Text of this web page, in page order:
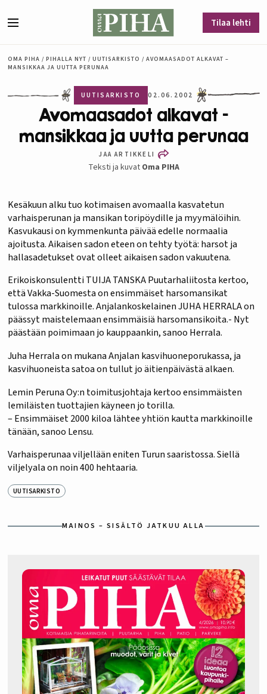
Tilaa lehti
OMA PIHA / PIHALLA NYT / UUTISARKISTO / AVOMAASADOT ALKAVAT –
MANSIKKAA JA UUTTA PERUNAA
UUTISARKISTO 02.06.2002
Avomaasadot alkavat –
mansikkaa ja uutta perunaa
JAA ARTIKKELI
Teksti ja kuvat Oma PIHA
Kesäkuun alku tuo kotimaisen avomaalla kasvatetun
varhaisperunan ja mansikan toripöydille ja myymälöihin.
Kasvukausi on kymmenkunta päivää edelle normaalia
ajoitusta. Aikaisen sadon eteen on tehty työtä: harsot ja
hallasadetukset ovat olleet aikaisen sadon vakuutena.
Erikoiskonsulentti TUIJA TANSKA Puutarhaliitosta kertoo,
että Vakka-Suomesta on ensimmäiset harsomansikat
tulossa markkinoille. Anjalankoskelainen JUHA HERRALA on
päässyt maistelemaan ensimmäisiä harsomansikoita.- Nyt
päästään poimimaan jo kauppaankin, sanoo Herrala.
Juha Herrala on mukana Anjalan kasvihuoneporukassa, ja
kasvihuoneista satoa on tullut jo äitienpäivästä alkaen.
Lemin Peruna Oy:n toimitusjohtaja kertoo ensimmäisten
lemiläisten tuottajien käyneen jo torilla.
– Ensimmäiset 2000 kiloa lähtee yhtiön kautta markkinoille
tänään, sanoo Lensu.
Varhaisperunaa viljellään eniten Turun saaristossa. Siellä
viljelyala on noin 400 hehtaaria.
UUTISARKISTO
MAINOS – SISÄLTÖ JATKUU ALLA